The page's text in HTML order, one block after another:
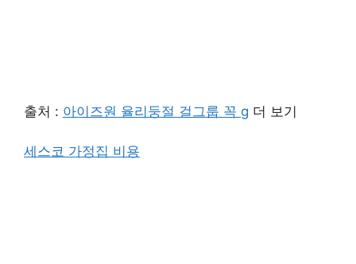
출처 : 아이즈원 율리둥절 걸그룹 꼭 g 더 보기
세스코 가정집 비용